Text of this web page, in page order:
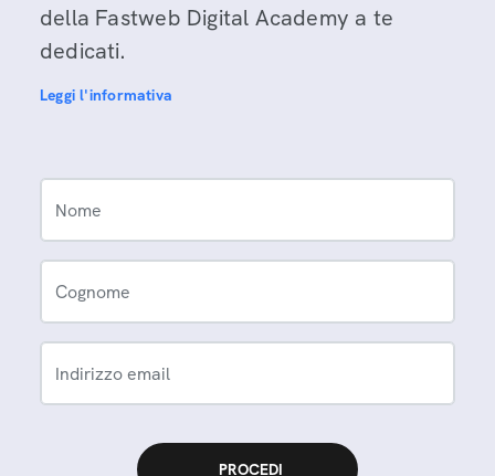
della Fastweb Digital Academy a te
dedicati.
Leggi l'informativa
Nome
Cognome
Indirizzo email